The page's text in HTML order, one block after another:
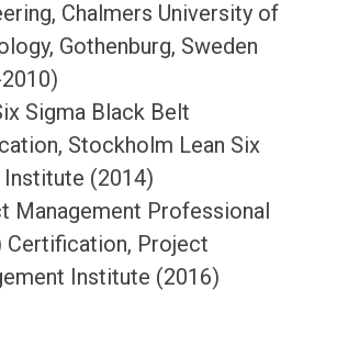
Chalmers University of
Gothenburg, Sweden
Sigma Black Belt
Stockholm Lean Six
Institute (2014)
Management Professional
Certification, Project
Institute (2016)